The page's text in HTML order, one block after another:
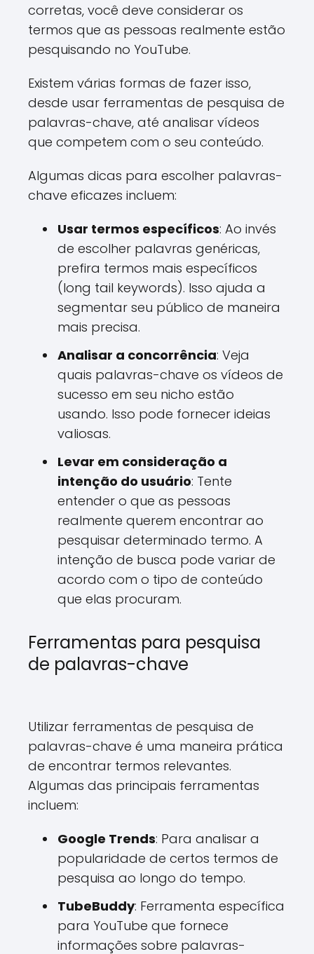
corretas, você deve considerar os
termos que as pessoas realmente estão
pesquisando no YouTube.
Existem várias formas de fazer isso,
desde usar ferramentas de pesquisa de
palavras-chave, até analisar vídeos
que competem com o seu conteúdo.
Algumas dicas para escolher palavras-
chave eficazes incluem:
Usar termos específicos: Ao invés
de escolher palavras genéricas,
prefira termos mais específicos
(long tail keywords). Isso ajuda a
segmentar seu público de maneira
mais precisa.
Analisar a concorrência: Veja
quais palavras-chave os vídeos de
sucesso em seu nicho estão
usando. Isso pode fornecer ideias
valiosas.
Levar em consideração a
intenção do usuário: Tente
entender o que as pessoas
realmente querem encontrar ao
pesquisar determinado termo. A
intenção de busca pode variar de
acordo com o tipo de conteúdo
que elas procuram.
Ferramentas para pesquisa
de palavras-chave
Utilizar ferramentas de pesquisa de
palavras-chave é uma maneira prática
de encontrar termos relevantes.
Algumas das principais ferramentas
incluem:
Google Trends: Para analisar a
popularidade de certos termos de
pesquisa ao longo do tempo.
TubeBuddy: Ferramenta específica
para YouTube que fornece
informações sobre palavras-